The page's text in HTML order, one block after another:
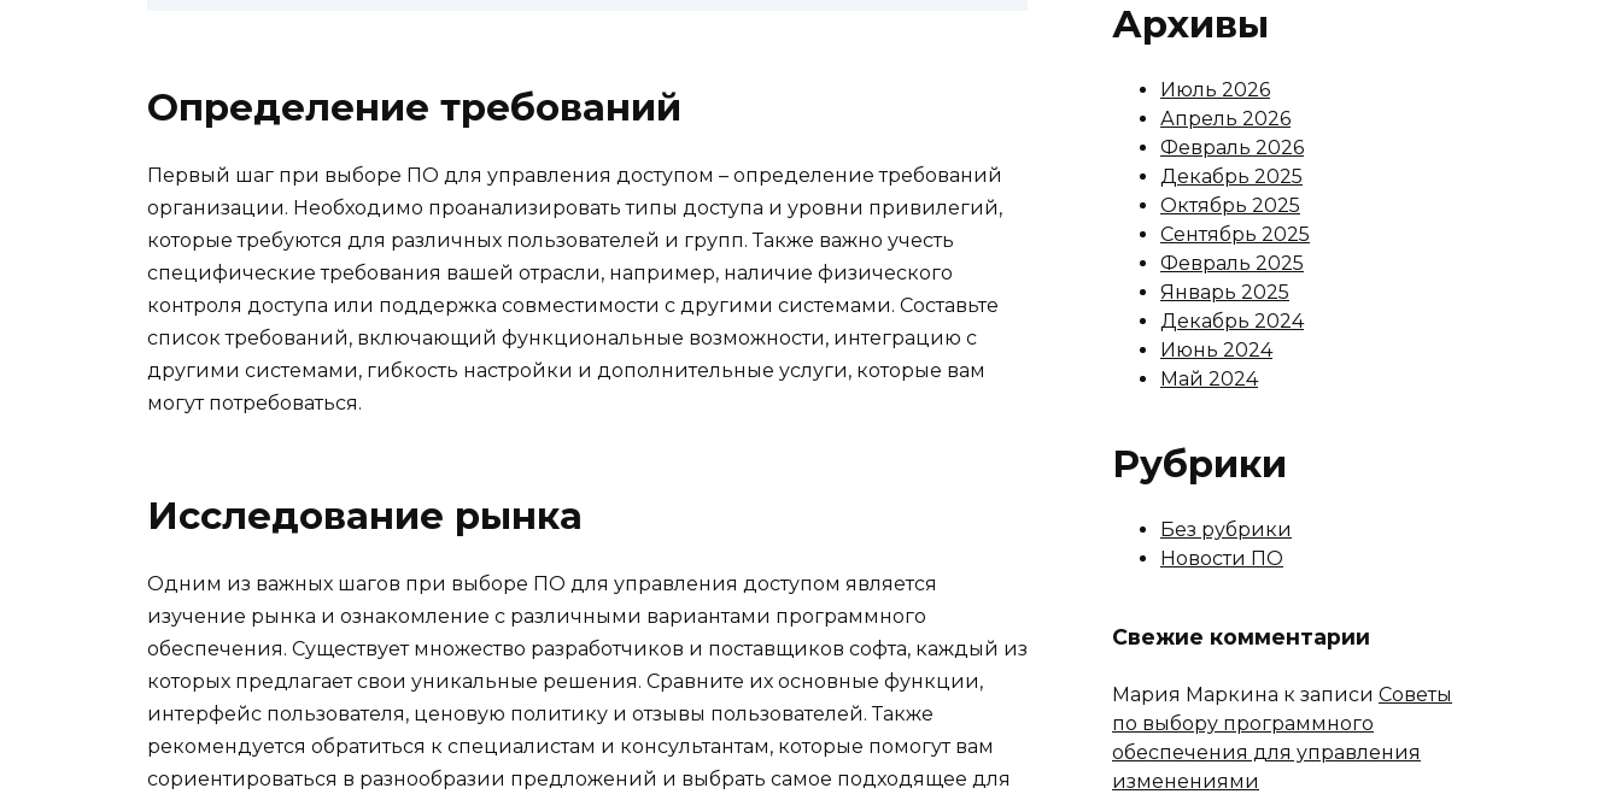
Определение требований
Первый шаг при выборе ПО для управления доступом – определение требований
организации. Необходимо проанализировать типы доступа и уровни привилегий,
которые требуются для различных пользователей и групп. Также важно учесть
специфические требования вашей отрасли, например, наличие физического
контроля доступа или поддержка совместимости с другими системами. Составьте
список требований, включающий функциональные возможности, интеграцию с
другими системами, гибкость настройки и дополнительные услуги, которые вам
могут потребоваться.
Исследование рынка
Одним из важных шагов при выборе ПО для управления доступом является
изучение рынка и ознакомление с различными вариантами программного
обеспечения. Существует множество разработчиков и поставщиков софта, каждый из
которых предлагает свои уникальные решения. Сравните их основные функции,
интерфейс пользователя, ценовую политику и отзывы пользователей. Также
рекомендуется обратиться к специалистам и консультантам, которые помогут вам
сориентироваться в разнообразии предложений и выбрать самое подходящее для
Архивы
Июль 2026
Апрель 2026
Февраль 2026
Декабрь 2025
Октябрь 2025
Сентябрь 2025
Февраль 2025
Январь 2025
Декабрь 2024
Июнь 2024
Май 2024
Рубрики
Без рубрики
Новости ПО
Свежие комментарии
Мария Маркина к записи Советы
по выбору программного
обеспечения для управления
изменениями